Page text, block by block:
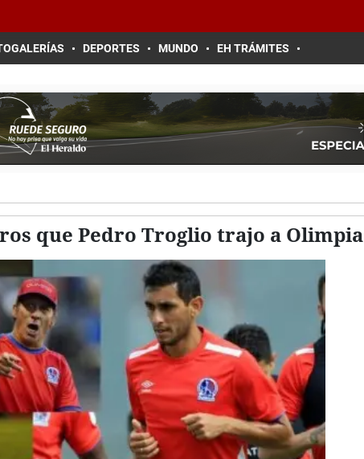
DEPORTES MUNDO EH TRÁMITES
que Pedro Troglio trajo a Olimpia